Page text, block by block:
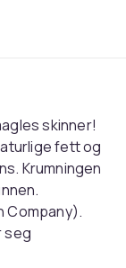
skinner!
fett og
Krumningen
Company).
seg